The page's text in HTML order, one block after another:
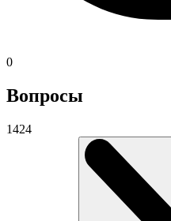
0
Вопросы
1424